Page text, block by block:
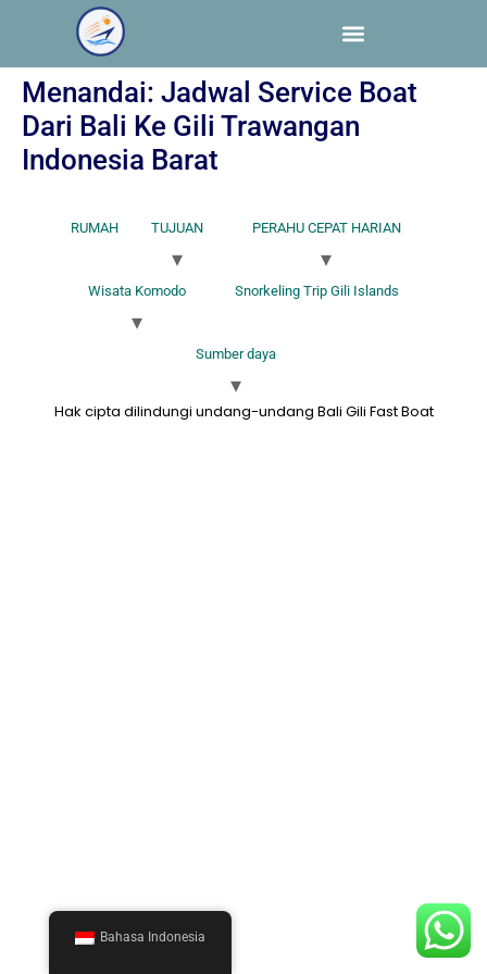
Menandai: Jadwal Service Boat
Dari Bali Ke Gili Trawangan
Indonesia Barat
RUMAH TUJUAN PERAHU CEPAT HARIAN
Wisata Komodo Snorkeling Trip Gili Islands
Sumber daya
Hak cipta dilindungi undang-undang Bali Gili Fast Boat
Bahasa Indonesia